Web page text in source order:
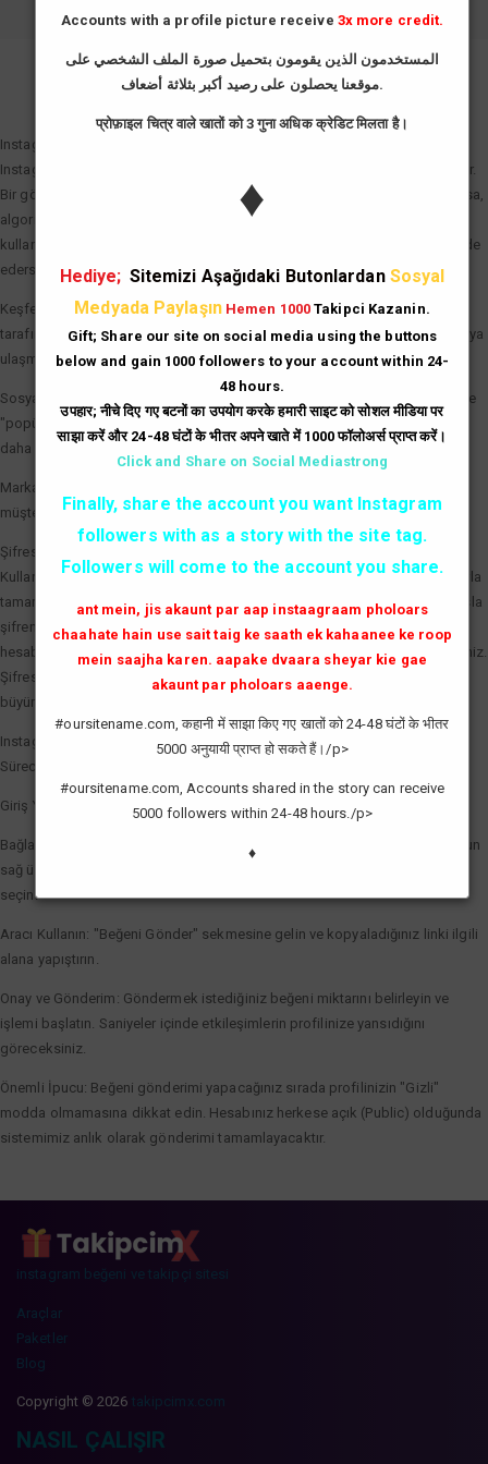
GIRIŞ YAP
Instagram Beğeni Hilesi Neden Önemli?
Instagram algoritması "etkileşim hızı" (engagement rate) prensibiyle çalışır.
Bir gönderi paylaşıldıktan sonraki ilk dakikalarda ne kadar çok beğeni alırsa,
algoritma bu içeriği "değerli" olarak tanımlar. Instagram beğeni hilesi
kullanarak gönderilerinize bu ilk ivmeyi kazandırdığınızda şu avantajları elde
edersiniz:
Keşfet (Explore) Etkisi: Beğeni sayısı hızla artan gönderiler, Instagram
tarafından Keşfet sayfasına taşınır. Bu da binlerce yeni ve organik kullanıcıya
ulaşmanız demektir.
Sosyal Kanıt (Social Proof): Çok beğenilen bir gönderi, kullanıcılar üzerinde
"popüler ve güvenilir" imajı yaratır. İnsanlar, beğenisi yüksek olan içerikleri
daha dikkatli inceleme eğilimindedir.
Marka Prestiji: İşletme hesapları için yüksek beğeni sayıları, potansiyel
müşterilere markanın aktif ve tercih edilen bir marka olduğunu kanıtlar.
Şifresiz ve Güvenli Beğeni Artırma
Kullanıcıların en büyük çekincesi olan hesap güvenliği, profesyonel araçlarla
tamamen çözülmüştür. Kaliteli bir Instagram beğeni hilesi servisi sizden asla
şifrenizi talep etmez. Sadece gönderinizin linkini (bağlantısını) kullanarak,
hesabınızın güvenliğini tehlikeye atmadan etkileşim sayılarınızı artırabilirsiniz.
Şifresiz işlem, hesabınızın spam olarak işaretlenmesini önler ve doğal bir
büyüme görünümü sağlar.
Instagram Beğeni Hilesi Nasıl Yapılır?
Süreci en verimli şekilde yönetmek için şu basit adımları izleyebilirsiniz:
Giriş Yapın: Sisteme giriş yaparak saatlik yenilenen kredilerinizi aktif edin.
Bağlantıyı Kopyalayın: Beğeni göndermek istediğiniz fotoğraf veya videonun
sağ üst köşesindeki üç noktaya tıklayarak "Bağlantıyı Kopyala" seçeneğini
seçin.
Aracı Kullanın: "Beğeni Gönder" sekmesine gelin ve kopyaladığınız linki ilgili
alana yapıştırın.
Onay ve Gönderim: Göndermek istediğiniz beğeni miktarını belirleyin ve
işlemi başlatın. Saniyeler içinde etkileşimlerin profilinize yansıdığını
göreceksiniz.
Önemli İpucu: Beğeni gönderimi yapacağınız sırada profilinizin "Gizli"
modda olmamasına dikkat edin. Hesabınız herkese açık (Public) olduğunda
sistemimiz anlık olarak gönderimi tamamlayacaktır.
instagram beğeni ve takipçi sitesi
Araçlar
Paketler
Blog
Copyright © 2026 takipcimx.com
NASIL ÇALIŞIR
Accounts with a profile picture receive 3x more credit.
المستخدمون الذين يقومون بتحميل صورة الملف الشخصي على
موقعنا يحصلون على رصيد أكبر بثلاثة أضعاف.
प्रोफ़ाइल चित्र वाले खातों को 3 गुना अधिक क्रेडिट मिलता है।
♦
Hediye; Sitemizi Aşağıdaki Butonlardan Sosyal
Medyada Paylaşın Hemen 1000 Takipci Kazanin.
Gift; Share our site on social media using the buttons
below and gain 1000 followers to your account within 24-
48 hours.
उपहार; नीचे दिए गए बटनों का उपयोग करके हमारी साइट को सोशल मीडिया पर
साझा करें और 24-48 घंटों के भीतर अपने खाते में 1000 फॉलोअर्स प्राप्त करें।
Click and Share on Social Mediastrong
Finally, share the account you want Instagram
followers with as a story with the site tag.
Followers will come to the account you share.
ant mein, jis akaunt par aap instaagraam pholoars
chaahate hain use sait taig ke saath ek kahaanee ke roop
mein saajha karen. aapake dvaara sheyar kie gae
akaunt par pholoars aaenge.
#oursitename.com, कहानी में साझा किए गए खातों को 24-48 घंटों के भीतर
5000 अनुयायी प्राप्त हो सकते हैं।/p>
#oursitename.com, Accounts shared in the story can receive
5000 followers within 24-48 hours./p>
♦